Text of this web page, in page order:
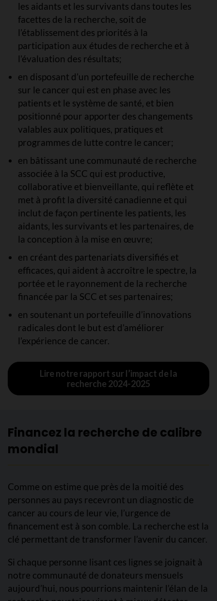
les aidants et les survivants dans toutes les
facettes de la recherche, soit de
l’établissement des priorités à la
participation aux études de recherche et à
l’évaluation des résultats;
en disposant d’un portefeuille de recherche
sur le cancer qui est en phase avec les
patients et le système de santé, et bien
positionné pour apporter des changements
valables aux politiques, pratiques et
programmes de lutte contre le cancer;
en bâtissant une communauté de recherche
associée à la SCC qui est productive,
collaborative et bienveillante, qui reflète et
met à profit la diversité canadienne et qui
inclut de façon pertinente les patients, les
aidants, les survivants et les partenaires, de
la conception à la mise en œuvre;
en créant des partenariats diversifiés et
efficaces, qui aident à accroître le spectre, la
portée et le rayonnement de la recherche
financée par la SCC et ses partenaires;
en soutenant un portefeuille d’innovations
radicales dont le but est d’améliorer
l’expérience de cancer.
Lire notre rapport sur l’impact de la
recherche 2024-2025
Financez la recherche de calibre
mondial
Comme on estime que près de la moitié des
personnes au pays recevront un diagnostic de
cancer au cours de leur vie, l’urgence de
financement est à son comble. La recherche est la
clé permettant de transformer l’avenir du cancer.
Si chaque personne lisant ces lignes se joignait à
notre communauté de donateurs mensuels
aujourd’hui, nous pourrions maintenir l’élan de la